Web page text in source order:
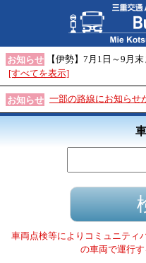
お知らせ
【伊勢】7月1日～9月
[すべてを表示]
お知らせ 一部の路線にお知らせ
車両点検等によりコミュニティ
の車両で運行す